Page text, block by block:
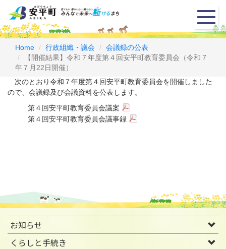
メ
ニ
ュ
Home 行政組織・議会
会議録の公表
【開催結果】令和７年度第４回安平町教育委員会（令和７
年７月22日開催）
次のとおり令和７年度第４回安平町教育委員会を開催しました
ので、会議録及び会議資料を公表します。
第４回安平町教育委員会議案
第４回安平町教育委員会議事録
お知らせ
くらしと手続き